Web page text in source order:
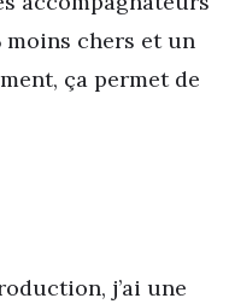
moins chers et un
ça permet de
j’ai une